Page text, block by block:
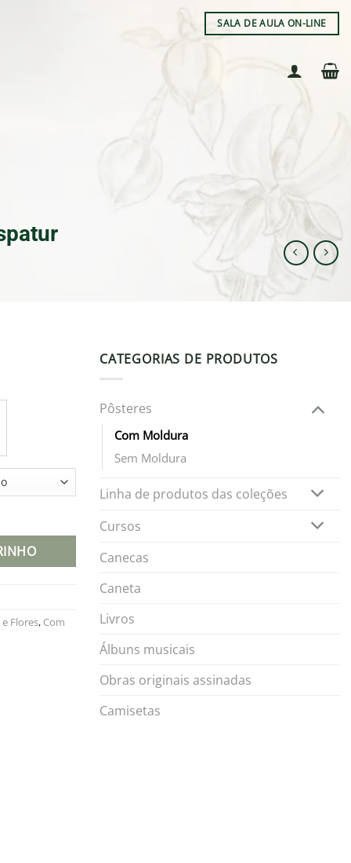
SALA DE AULA ON-LINE
Flores, Com
CATEGORIAS DE PRODUTOS
Pôsteres
Com Moldura
Sem Moldura
Linha de produtos das coleções
Cursos
Canecas
Caneta
Livros
Álbuns musicais
Obras originais assinadas
Camisetas